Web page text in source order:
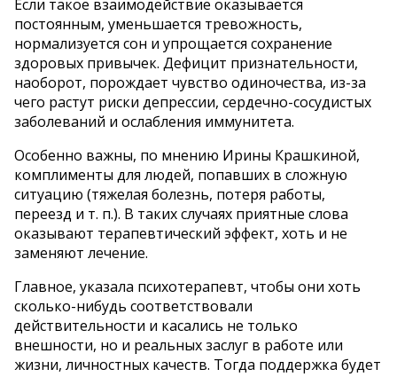
Если такое взаимодействие оказывается
постоянным, уменьшается тревожность,
нормализуется сон и упрощается сохранение
здоровых привычек. Дефицит признательности,
наоборот, порождает чувство одиночества, из-за
чего растут риски депрессии, сердечно-сосудистых
заболеваний и ослабления иммунитета.
Особенно важны, по мнению Ирины Крашкиной,
комплименты для людей, попавших в сложную
ситуацию (тяжелая болезнь, потеря работы,
переезд и т. п.). В таких случаях приятные слова
оказывают терапевтический эффект, хоть и не
заменяют лечение.
Главное, указала психотерапевт, чтобы они хоть
сколько-нибудь соответствовали
действительности и касались не только
внешности, но и реальных заслуг в работе или
жизни, личностных качеств. Тогда поддержка будет